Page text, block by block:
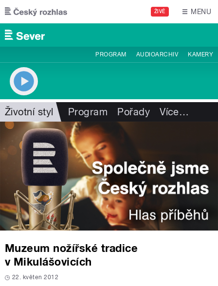
Přejít k hlavnímu obsahu
ŽIVĚ MENU
PROGRAM AUDIOARCHIV KAMERY
Životní styl Program Pořady Více…
Muzeum nožířské tradice
v Mikulášovicích
22. květen 2012